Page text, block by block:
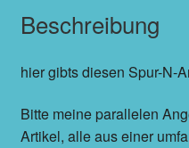
Beschreibung
hier gibts diesen Spur-N-
Bitte meine parallelen
Artikel, alle aus einer